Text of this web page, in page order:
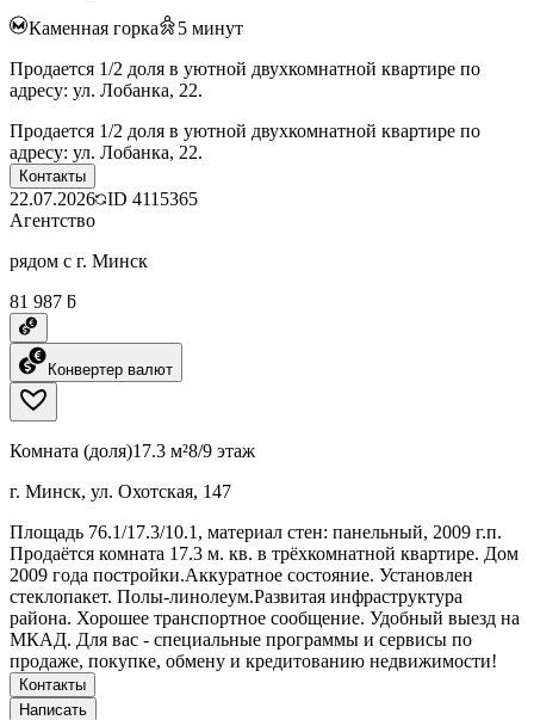
Каменная горка 5 минут
Продается 1/2 доля в уютной двухкомнатной квартире по
адресу: ул. Лобанка, 22.
Продается 1/2 доля в уютной двухкомнатной квартире по
адресу: ул. Лобанка, 22.
Контакты
22.07.2026 ID 4115365
Агентство
рядом с г. Минск
81 987 ƃ
Конвертер валют
Комната (доля)17.3 м²8/9 этаж
г. Минск, ул. Охотская, 147
Площадь 76.1/17.3/10.1, материал стен: панельный, 2009 г.п.
Продаётся комната 17.3 м. кв. в трёхкомнатной квартире. Дом
2009 года постройки.Аккуратное состояние. Установлен
стеклопакет. Полы-линолеум.Развитая инфраструктура
района. Хорошее транспортное сообщение. Удобный выезд на
МКАД. Для вас - специальные программы и сервисы по
продаже, покупке, обмену и кредитованию недвижимости!
Контакты
Написать